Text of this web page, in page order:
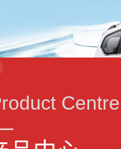
Centre